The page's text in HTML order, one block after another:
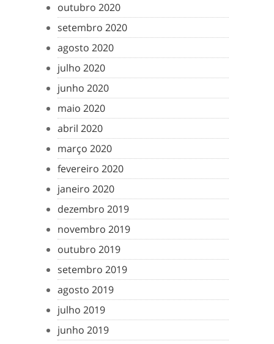
outubro 2020
setembro 2020
agosto 2020
julho 2020
junho 2020
maio 2020
abril 2020
março 2020
fevereiro 2020
janeiro 2020
dezembro 2019
novembro 2019
outubro 2019
setembro 2019
agosto 2019
julho 2019
junho 2019